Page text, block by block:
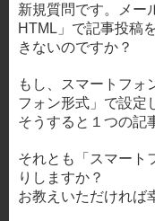
新規質問です。メー
HTML」で記事投稿
きないのですか？
もし、スマートフォ
フォン形式」で設定
そうすると１つの記
それとも「スマート
りしますか？
お教えいただければ